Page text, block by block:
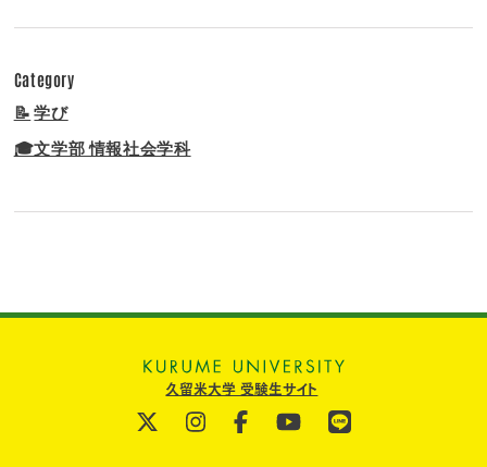
Category
📝 学び
🎓文学部 情報社会学科
久留米大学 受験生サイト